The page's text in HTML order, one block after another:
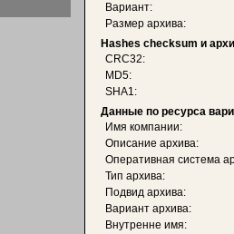
Вариант:
Размер архива:
Hashes checksum и
CRC32:
MD5:
SHA1:
Данные по ресурса
Имя компании:
Описание архива:
Оперативная система
Тип архива:
Подвид архива:
Вариант архива:
Внутренне имя: